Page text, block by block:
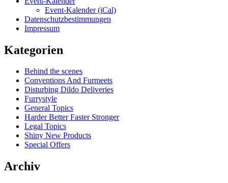
Event-Kalender (iCal)
Datenschutzbestimmungen
Impressum
Kategorien
Behind the scenes
Conventions And Furmeets
Disturbing Dildo Deliveries
Furrystyle
General Topics
Harder Better Faster Stronger
Legal Topics
Shiny New Products
Special Offers
Archiv